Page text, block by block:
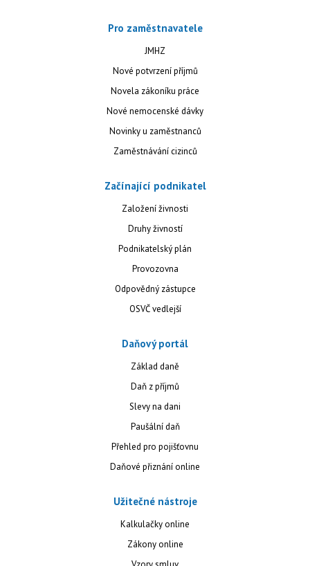
Pro zaměstnavatele
JMHZ
Nové potvrzení příjmů
Novela zákoníku práce
Nové nemocenské dávky
Novinky u zaměstnanců
Zaměstnávání cizinců
Začínající podnikatel
Založení živnosti
Druhy živností
Podnikatelský plán
Provozovna
Odpovědný zástupce
OSVČ vedlejší
Daňový portál
Základ daně
Daň z příjmů
Slevy na dani
Paušální daň
Přehled pro pojišťovnu
Daňové přiznání online
Užitečné nástroje
Kalkulačky online
Zákony online